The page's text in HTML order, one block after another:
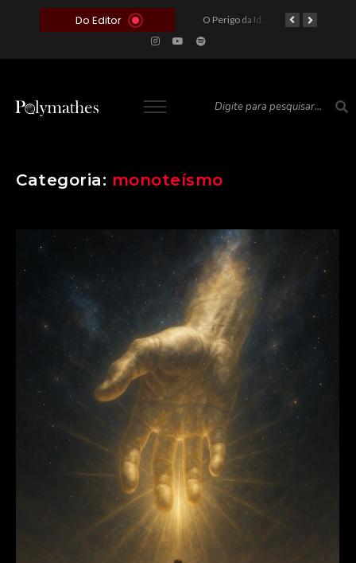
Do Editor
O Voto como Moeda: Clientelismo e o Analfabetismo Funcional Político no Brasil O Perigo da Ideologia Desenfreada na Justiça: Quando a Pauta Política Substitui a Pena Criminal
Categoria: monoteísmo